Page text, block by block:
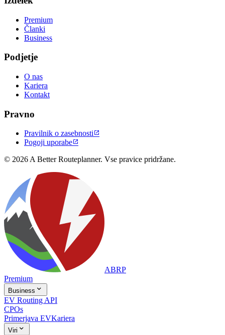
Premium
Članki
Business
Podjetje
O nas
Kariera
Kontakt
Pravno
Pravilnik o zasebnosti
Pogoji uporabe
© 2026 A Better Routeplanner. Vse pravice pridržane.
ABRP
Premium
Business 
EV Routing API
CPOs
Primerjava EVKariera
Viri 